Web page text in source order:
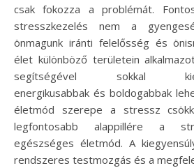
csak fokozza a problémát.
stresszkezelés nem a
önmagunk iránti felelősség és
élet különböző területein
segítségével sokkal
energikusabbak és boldogabbak
életmód szerepe a stressz
legfontosabb alappillére a
egészséges életmód. A
rendszeres testmozgás és a